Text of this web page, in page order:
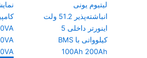
لیتیوم یونی
انباشته‌پذیر 51.2 ولت
اینورتر داخلی 5
کیلوواتی با BMS
100Ah 200Ah